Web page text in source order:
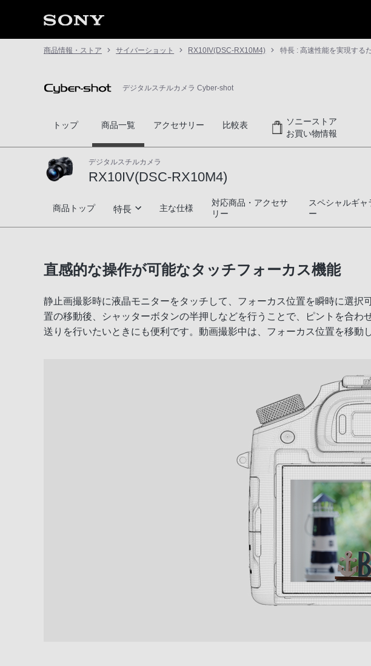
商品情報・ストア サイバーショット RX10IV(DSC-RX10M4) 特長 : 高速性能を実現する
デジタルスチルカメラ Cyber-shot
トップ 商品一覧 アクセサリー 比較表
ソニーストア
お買い物情報
デジタルスチルカメラ
RX10IV(DSC-RX10M4)
RX10IV(DSC-RX10M4)
商品トップ 特長
大口径高倍率ズームレンズと進化した画像処理エンジン
高速性能を実現するための機能と操作性
プロ仕様の動画性能
主な仕様
対応商品・アクセサ
リー
スペシャルギャ
ー
直感的な操作が可能なタッチフォーカス機能
静止画撮影時に液晶モニターをタッチして、フォーカス位置を瞬時に選
置の移動後、シャッターボタンの半押しなどを行うことで、ピントを合
送りを行いたいときにも便利です。動画撮影中は、フォーカス位置を移動